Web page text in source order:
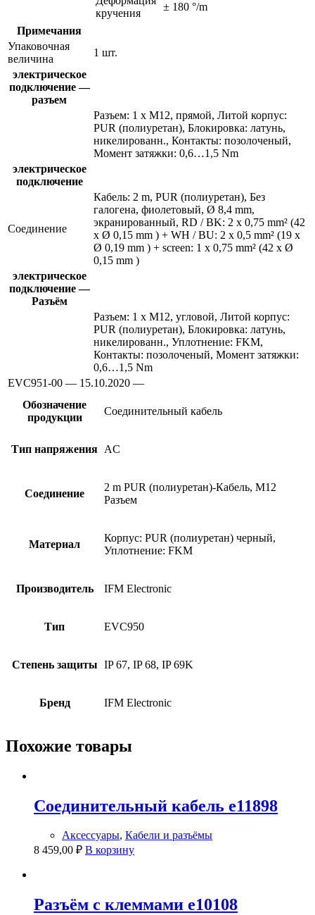
кручения
± 180 °/m
Примечания
Упаковочная
величина
1 шт.
электрическое
подключение —
разъем
Разъем: 1 x M12, прямой, Литой корпус:
PUR (полиуретан), Блокировка: латунь,
никелированн., Контакты: позолоченый,
Момент затяжки: 0,6…1,5 Nm
электрическое
подключение
Соединение
Кабель: 2 m, PUR (полиуретан), Без
галогена, фиолетовый, Ø 8,4 mm,
экранированный, RD / BK: 2 x 0,75 mm² (42
x Ø 0,15 mm ) + WH / BU: 2 x 0,5 mm² (19 x
Ø 0,19 mm ) + screen: 1 x 0,75 mm² (42 x Ø
0,15 mm )
электрическое
подключение —
Разъём
Разъем: 1 x M12, угловой, Литой корпус:
PUR (полиуретан), Блокировка: латунь,
никелированн., Уплотнение: FKM,
Контакты: позолоченый, Момент затяжки:
0,6…1,5 Nm
EVC951-00 — 15.10.2020 —
Обозначение
продукции
Соединительный кабель
Тип напряжения AC
Соединение
2 m PUR (полиуретан)-Кабель, M12
Разъем
Материал
Корпус: PUR (полиуретан) черный,
Уплотнение: FKM
Производитель IFM Electronic
Тип EVC950
Степень защиты IP 67, IP 68, IP 69K
Бренд IFM Electronic
Похожие товары
Соединительный кабель e11898
Аксессуары, Кабели и разъёмы
8 459,00 ₽ В корзину
Разъём с клеммами e10108